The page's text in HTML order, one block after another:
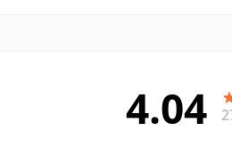
4.04